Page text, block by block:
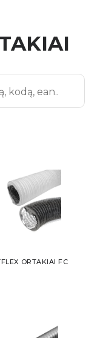
ORTAKIAI FC